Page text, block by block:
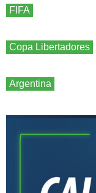
FIFA
Copa Libertadores
Argentina